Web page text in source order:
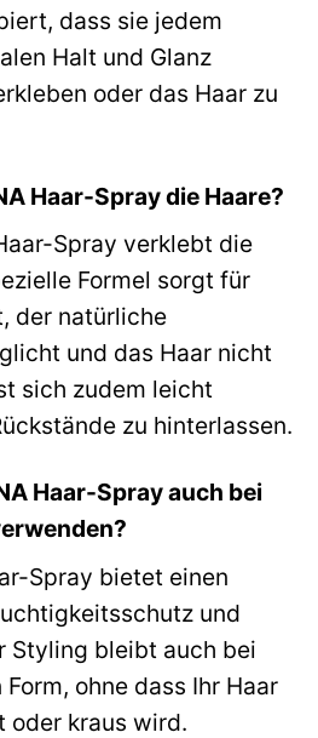
dass sie jedem
Halt und Glanz
oder das Haar zu
Haar-Spray die Haare?
Spray verklebt die
Formel sorgt für
der natürliche
und das Haar nicht
sich zudem leicht
zu hinterlassen.
Haar-Spray auch bei
Spray bietet einen
und
Styling bleibt auch bei
ohne dass Ihr Haar
oder kraus wird.